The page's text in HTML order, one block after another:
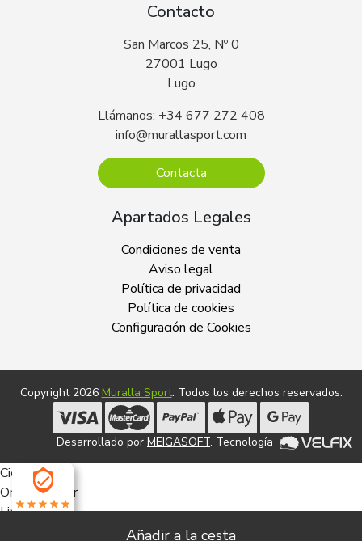
Contacto
San Marcos 25, Nº 0
27001 Lugo
Lugo
Llámanos: +34 677 272 408
info@murallasport.com
Contacta
Apartados Legales
Condiciones de venta
Aviso legal
Política de privacidad
Política de cookies
Configuración de Cookies
Copyright 2026 Muralla Sport. Todos los derechos reservados.
Desarrollado por MEIGASOFT. Tecnología
Cierra
Ordenado por
Limpiar